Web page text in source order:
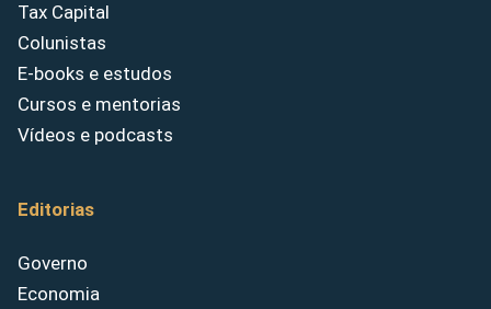
Tax Capital
Colunistas
E-books e estudos
Cursos e mentorias
Vídeos e podcasts
Editorias
Governo
Economia